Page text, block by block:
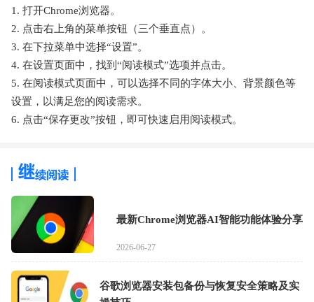
1. 打开Chrome浏览器。
2. 点击右上角的菜单按钮（三个垂直点）。
3. 在下拉菜单中选择“设置”。
4. 在设置页面中，找到“阅读模式”选项并点击。
5. 在阅读模式页面中，可以选择不同的字体大小、背景颜色等
设置，以满足您的阅读需求。
6. 点击“保存更改”按钮，即可快速启用阅读模式。
最新Chrome浏览器AI智能功能体验分享
2026-06-27
谷歌浏览器安装包备份与恢复安全策略及实